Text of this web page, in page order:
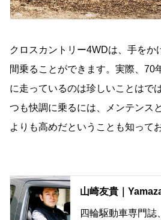
クロスカントリー4WDは、手をか
間乗ることができます。実際、70
に走っているのは珍しいことはで
つも快調に乗るには、メンテンス
よりも高めだということも知って
山崎友貴｜
四輪駆動車専門誌